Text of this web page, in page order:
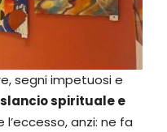
segni impetuosi e
slancio spirituale e
l’eccesso, anzi: ne fa